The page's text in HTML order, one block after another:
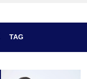
TAG